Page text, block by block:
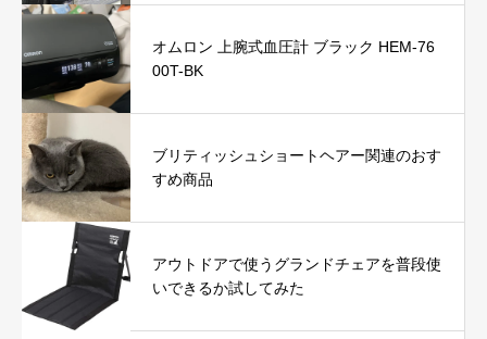
オムロン 上腕式血圧計 ブラック HEM-76
00T-BK
ブリティッシュショートヘアー関連のおす
すめ商品
アウトドアで使うグランドチェアを普段使
いできるか試してみた